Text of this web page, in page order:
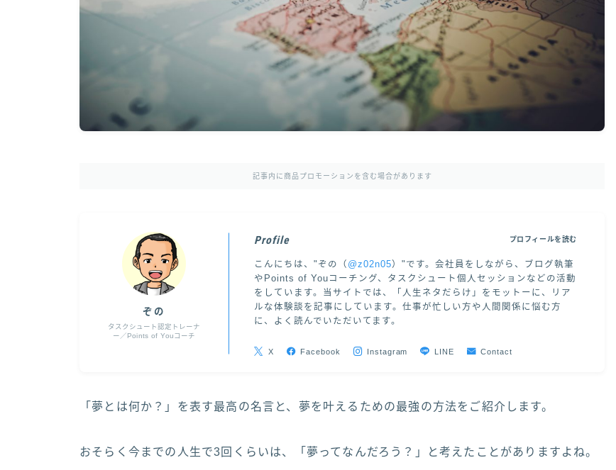
記事内に商品プロモーションを含む場合があります
ぞの
タスクシュート認定トレーナ
ー／Points of Youコーチ
Profile
こんにちは、"ぞの（ @z02n05）"です。会社員をしながら、ブログ執筆
やPoints of Youコーチング、タスクシュート個人セッションなどの活動
をしています。当サイトでは、「人生ネタだらけ」をモットーに、リア
ルな体験談を記事にしています。仕事が忙しい方や人間関係に悩む方
に、よく読んでいただいてます。
プロフィールを読む
X Facebook Instagram LINE Contact
「夢とは何か？」を表す最高の名言と、夢を叶えるための最強の方法をご紹介します。
おそらく今までの人生で3回くらいは、「夢ってなんだろう？」と考えたことがありますよね。